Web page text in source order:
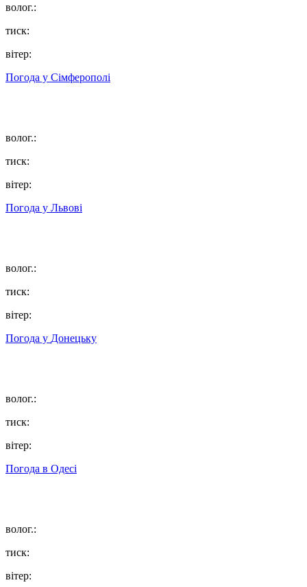
волог.:
тиск:
вітер:
Погода у Сімферополі
волог.:
тиск:
вітер:
Погода у Львові
волог.:
тиск:
вітер:
Погода у Донецьку
волог.:
тиск:
вітер:
Погода в Одесі
волог.:
тиск:
вітер: